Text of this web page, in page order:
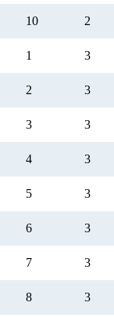
10 2
1 3
2 3
3 3
4 3
5 3
6 3
7 3
8 3